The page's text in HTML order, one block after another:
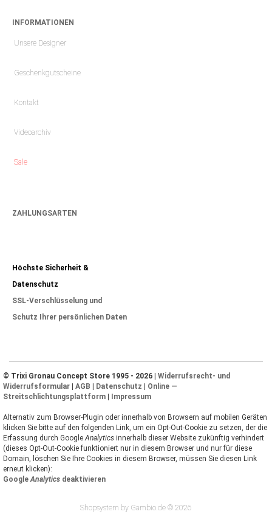
INFORMATIONEN
Unsere Designer
Geschenkgutscheine
Kontakt
Videoarchiv
Sale
ZAHLUNGSARTEN
Höchste Sicherheit &
Datenschutz
SSL-Verschlüsselung und
Schutz Ihrer persönlichen Daten
© Trixi Gronau Concept Store 1995 - 2026 | Widerrufsrecht- und
Widerrufsformular | AGB | Datenschutz | Online —
Streitschlichtungsplattform | Impressum
Alternativ zum Browser-Plugin oder innerhalb von Browsern auf mobilen Geräten
klicken Sie bitte auf den folgenden Link, um ein Opt-Out-Cookie zu setzen, der die
Erfassung durch Google Analytics innerhalb dieser Website zukünftig verhindert
(dieses Opt-Out-Cookie funktioniert nur in diesem Browser und nur für diese
Domain, löschen Sie Ihre Cookies in diesem Browser, müssen Sie diesen Link
erneut klicken):
Google Analytics deaktivieren
Shopsystem by Gambio.de © 2026